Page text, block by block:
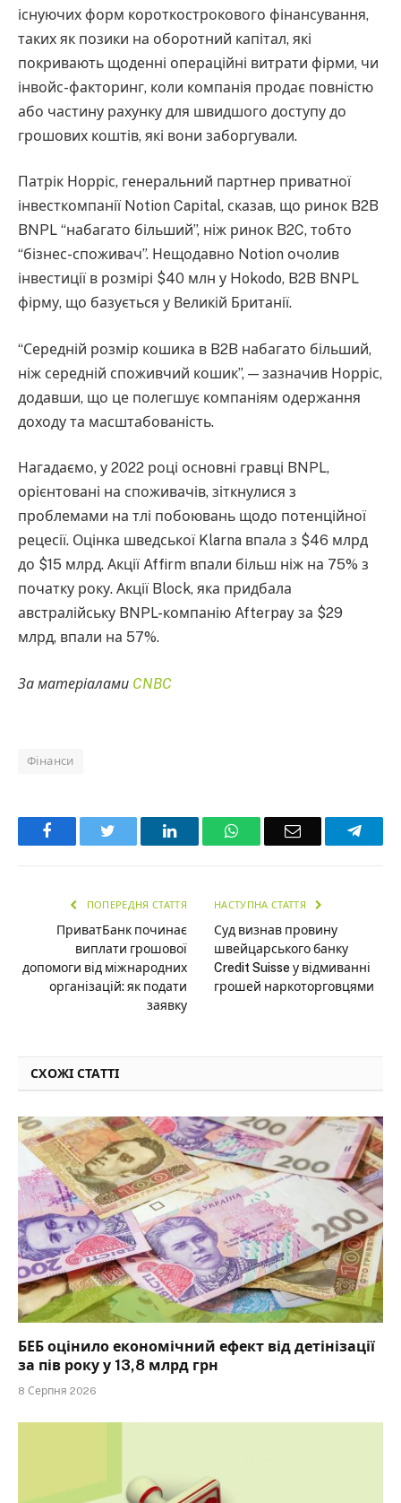
існуючих форм короткострокового фінансування,
таких як позики на оборотний капітал, які
покривають щоденні операційні витрати фірми, чи
інвойс-факторинг, коли компанія продає повністю
або частину рахунку для швидшого доступу до
грошових коштів, які вони заборгували.
Патрік Норріс, генеральний партнер приватної
інвесткомпанії Notion Capital, сказав, що ринок B2B
BNPL “набагато більший”, ніж ринок B2C, тобто
“бізнес-споживач”. Нещодавно Notion очолив
інвестиції в розмірі $40 млн у Hokodo, B2B BNPL
фірму, що базується у Великій Британії.
“Середній розмір кошика в B2B набагато більший,
ніж середній споживчий кошик”, — зазначив Норріс,
додавши, що це полегшує компаніям одержання
доходу та масштабованість.
Нагадаємо, у 2022 році основні гравці BNPL,
орієнтовані на споживачів, зіткнулися з
проблемами на тлі побоювань щодо потенційної
рецесії. Оцінка шведської Klarna впала з $46 млрд
до $15 млрд. Акції Affirm впали більш ніж на 75% з
початку року. Акції Block, яка придбала
австралійську BNPL-компанію Afterpay за $29
млрд, впали на 57%.
За матеріалами CNBC
Фінанси
Facebook LinkedInWhatsAppEmail
ПОПЕРЕДНЯ СТАТТЯ
ПриватБанк починає
виплати грошової
допомоги від міжнародних
організацій: як подати
заявку
НАСТУПНА СТАТТЯ
Суд визнав провину
швейцарського банку
Credit Suisse у відмиванні
грошей наркоторговцями
СХОЖІ СТАТТІ
БЕБ оцінило економічний ефект від детінізації
за пів року у 13,8 млрд грн
8 Серпня 2026